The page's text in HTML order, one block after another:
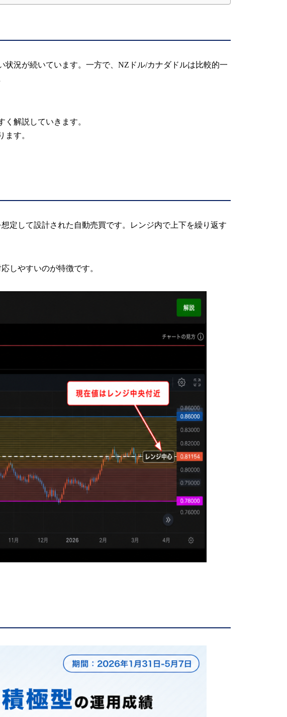
況が続いています。一方で、NZドル/カナダドルは比較的一
解説していきます。
す。
定して設計された自動売買です。レンジ内で上下を繰り返す
しやすいのが特徴です。